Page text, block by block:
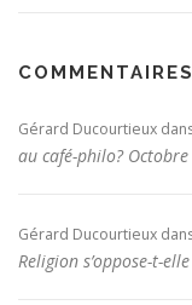
Gérard Ducourtieux
au café-philo?
Gérard Ducourtieux
Religion s’oppose-t-